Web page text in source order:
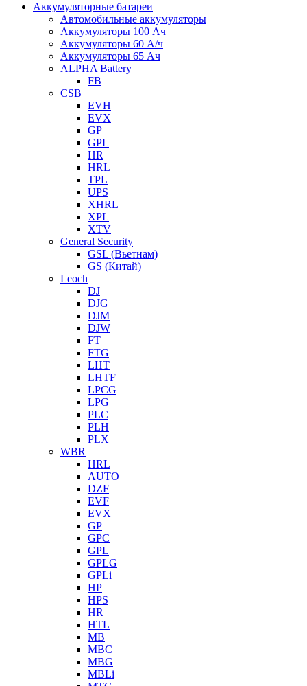
Аккумуляторные батареи
Автомобильные аккумуляторы
Аккумуляторы 100 Ач
Аккумуляторы 60 А/ч
Аккумуляторы 65 Ач
ALPHA Battery
FB
CSB
EVH
EVX
GP
GPL
HR
HRL
TPL
UPS
XHRL
XPL
XTV
General Security
GSL (Вьетнам)
GS (Китай)
Leoch
DJ
DJG
DJM
DJW
FT
FTG
LHT
LHTF
LPCG
LPG
PLC
PLH
PLX
WBR
HRL
AUTO
DZF
EVF
EVX
GP
GPC
GPL
GPLG
GPLi
HP
HPS
HR
HTL
MB
MBC
MBG
MBLi